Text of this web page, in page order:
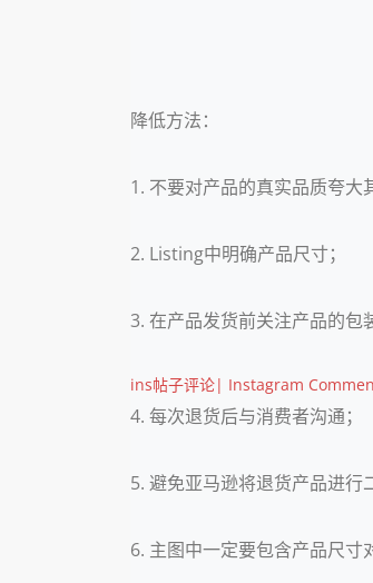
降低方法：
1. 不要对产品的真实品质夸大
2. Listing中明确产品尺寸；
3. 在产品发货前关注产品的包
ins帖子评论| Instagram
4. 每次退货后与消费者沟通；
5. 避免亚马逊将退货产品进行
6. 主图中一定要包含产品尺寸